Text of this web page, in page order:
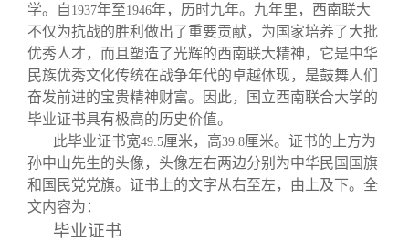
联系我们
学。自 1937年至1946年，历时九年。九年里，西南联大
不仅为抗战的胜利做出了重要贡献，为国家培养了大批
优秀人才，而且塑造了光辉的西南联大精神，它是中华
民族优秀文化传统在战争年代的卓越体现，是鼓舞人们
奋发前进的宝贵精神财富。因此，国立西南联合大学的
毕业证书具有极高的历史价值。
此毕业证书宽49.5厘米，高39.8厘米。证书的上方为
孙中山先生的头像，头像左右两边分别为中华民国国旗
和国民党党旗。证书上的文字从右至左，由上及下。全
文内容为：
毕业证书